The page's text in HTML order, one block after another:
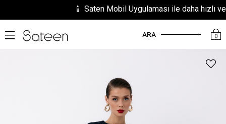
📱 Saten Mobil Uygulaması ile daha hızlı ve
0
ARA